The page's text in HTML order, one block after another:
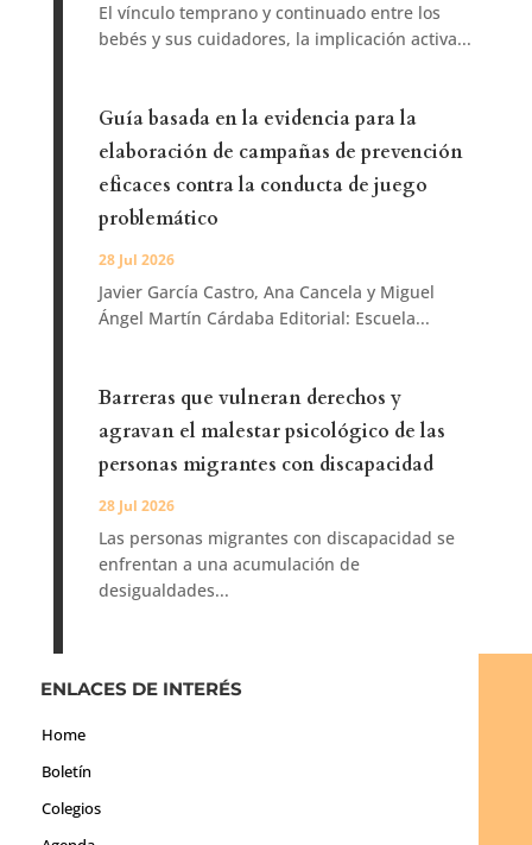
El vínculo temprano y continuado entre los
bebés y sus cuidadores, la implicación activa...
Guía basada en la evidencia para la
elaboración de campañas de prevención
eficaces contra la conducta de juego
problemático
28 Jul 2026
Javier García Castro, Ana Cancela y Miguel
Ángel Martín Cárdaba Editorial: Escuela...
Barreras que vulneran derechos y
agravan el malestar psicológico de las
personas migrantes con discapacidad
28 Jul 2026
Las personas migrantes con discapacidad se
enfrentan a una acumulación de
desigualdades...
ENLACES DE INTERÉS
Home
Boletín
Colegios